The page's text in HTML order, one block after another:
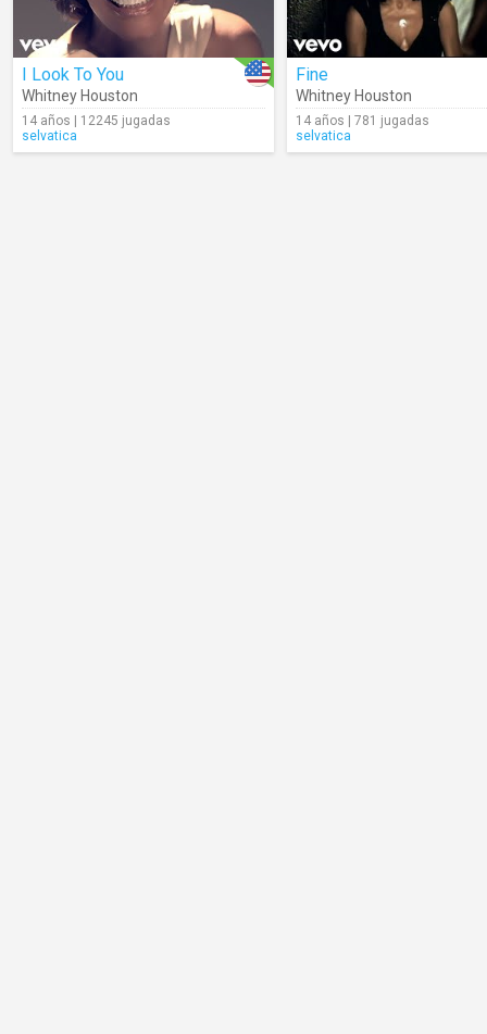
I Look To You
Whitney Houston
14 años | 12245 jugadas
selvatica
Fine
Whitney Houston
14 años | 781 jugadas
selvatica